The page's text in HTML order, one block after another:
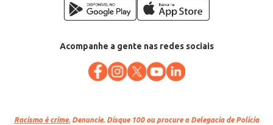
Acompanhe a gente nas redes sociais
Racismo é crime. Denuncie. Disque 100 ou procure a Delegacia de Polícia